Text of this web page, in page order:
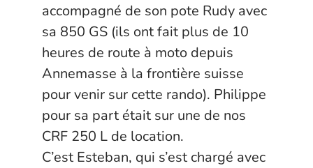
accompagné de son pote Rudy avec
sa 850 GS (ils ont fait plus de 10
heures de route à moto depuis
Annemasse à la frontière suisse
pour venir sur cette rando). Philippe
pour sa part était sur une de nos
CRF 250 L de location.
C’est Esteban, qui s’est chargé avec